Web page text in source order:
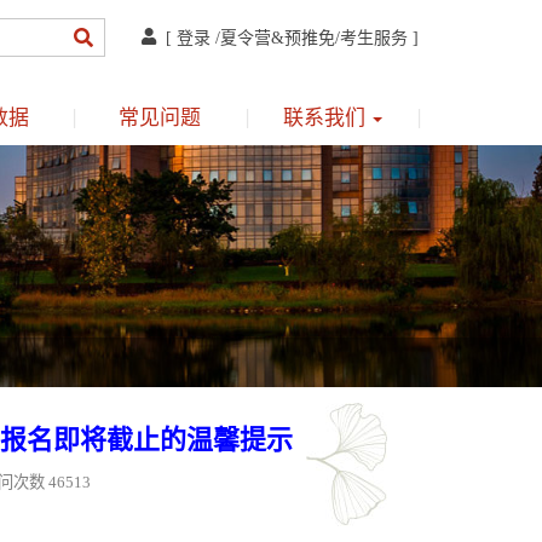
[ 登录 /夏令营&预推免/考生服务 ]
据 常见问题 联系我们
名即将截止的温馨提示
次数 46513